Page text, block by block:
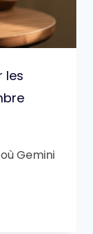
les
Gemini